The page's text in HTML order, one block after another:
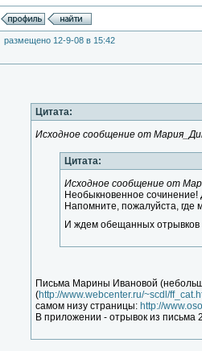
размещено 12-9-08 в 15:42
Цитата:
Исходное сообщение от
Цитата:
Исходное сообщение от
Необыкновенное сочинение!
Напомните, пожалуйста,
И ждем обещанных отрывков
Письма Марины Ивановой
(http://www.webcenter.ru/~scdl/
самом низу страницы: http://
В приложении - отрывок из письма